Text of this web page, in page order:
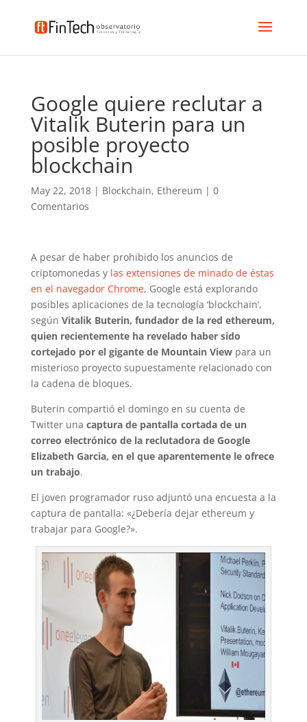
Google quiere reclutar a
Vitalik Buterin para un
posible proyecto
blockchain
May 22, 2018| Blockchain, Ethereum | 0
Comentarios
A pesar de haber prohibido los anuncios de
criptomonedas y las extensiones de minado de éstas
en el navegador Chrome, Google está explorando
posibles aplicaciones de la tecnología ‘blockchain’,
según Vitalik Buterin, fundador de la red ethereum,
quien recientemente ha revelado haber sido
cortejado por el gigante de Mountain Viewpara un
misterioso proyecto supuestamente relacionado con
la cadena de bloques.
Buterin compartió el domingo en su cuenta de
Twitter una captura de pantalla cortada de un
correo electrónico de la reclutadora de Google
Elizabeth Garcia, en el que aparentemente le ofrece
un trabajo.
El joven programador ruso adjuntó una encuesta a la
captura de pantalla: «¿Debería dejar ethereum y
trabajar para Google?».